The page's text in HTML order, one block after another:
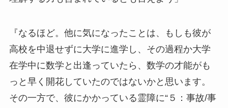
『なるほど。他に気になったことは、もしも彼が
高校を中退せずに大学に進学し、その過程か大学
在学中に数学と出逢っていたら、数学の才能がも
っと早く開花していたのではないかと思います。
その一方で、彼にかかっている霊障に“５：事故/事